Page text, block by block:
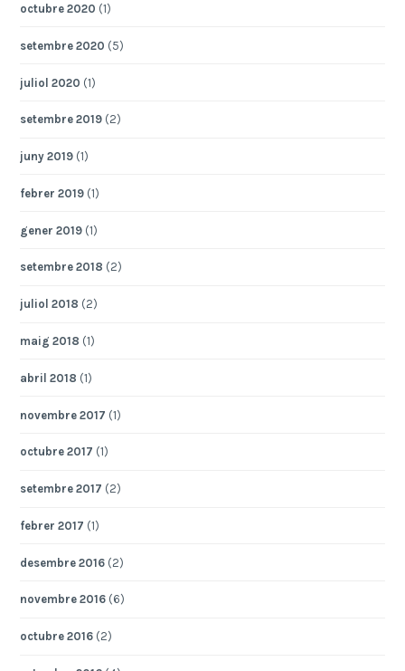
octubre 2020 (1)
setembre 2020 (5)
juliol 2020 (1)
setembre 2019 (2)
juny 2019 (1)
febrer 2019 (1)
gener 2019 (1)
setembre 2018 (2)
juliol 2018 (2)
maig 2018 (1)
abril 2018 (1)
novembre 2017 (1)
octubre 2017 (1)
setembre 2017 (2)
febrer 2017 (1)
desembre 2016 (2)
novembre 2016 (6)
octubre 2016 (2)